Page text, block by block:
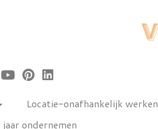
Locatie-onafhankelijk werken
ondernemen